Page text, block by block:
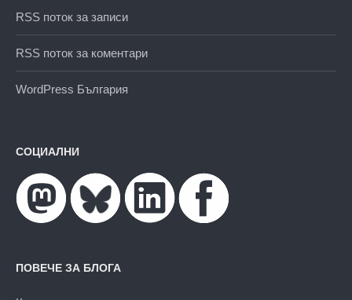
RSS поток за записи
RSS поток за коментари
WordPress България
СОЦИАЛНИ
ПОВЕЧЕ ЗА БЛОГА